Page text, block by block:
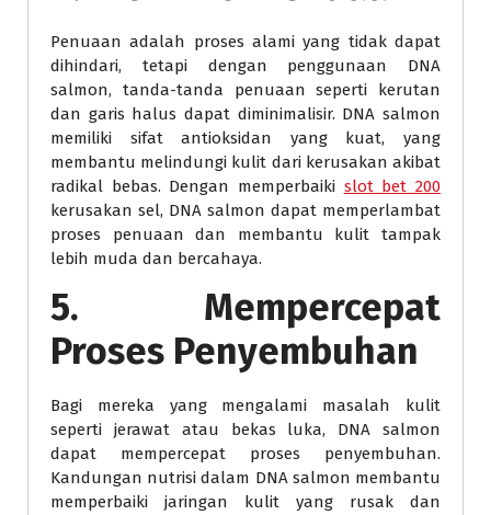
Penuaan adalah proses alami yang tidak dapat
dihindari, tetapi dengan penggunaan DNA
salmon, tanda-tanda penuaan seperti kerutan
dan garis halus dapat diminimalisir. DNA salmon
memiliki sifat antioksidan yang kuat, yang
membantu melindungi kulit dari kerusakan akibat
radikal bebas. Dengan memperbaiki slot bet 200
kerusakan sel, DNA salmon dapat memperlambat
proses penuaan dan membantu kulit tampak
lebih muda dan bercahaya.
5. Mempercepat
Proses Penyembuhan
Bagi mereka yang mengalami masalah kulit
seperti jerawat atau bekas luka, DNA salmon
dapat mempercepat proses penyembuhan.
Kandungan nutrisi dalam DNA salmon membantu
memperbaiki jaringan kulit yang rusak dan